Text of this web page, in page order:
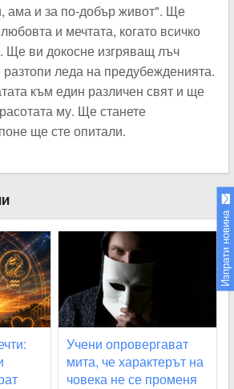
ама и за по-добър живот". Ще
и мечтата, когато всичко
Ще ви докосне изгряващ лъч
леда на предубежденията.
към един различен свят и ще
му. Ще станете
ще сте опитали.
Учени опровергават
мита, че характерът на
човека не се променя
Изпрати новина